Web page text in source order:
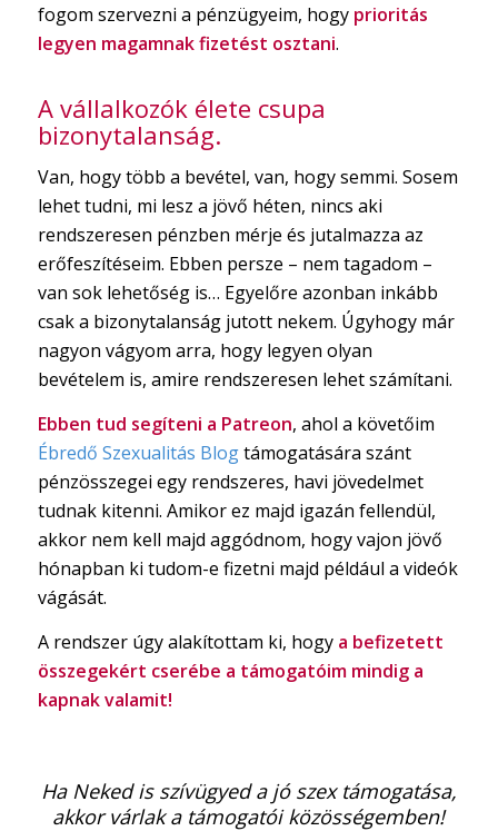
fogom szervezni a pénzügyeim, hogy prioritás
legyen magamnak fizetést osztani.
A vállalkozók élete csupa
bizonytalanság.
Van, hogy több a bevétel, van, hogy semmi. Sosem
lehet tudni, mi lesz a jövő héten, nincs aki
rendszeresen pénzben mérje és jutalmazza az
erőfeszítéseim. Ebben persze – nem tagadom –
van sok lehetőség is… Egyelőre azonban inkább
csak a bizonytalanság jutott nekem. Úgyhogy már
nagyon vágyom arra, hogy legyen olyan
bevételem is, amire rendszeresen lehet számítani.
Ebben tud segíteni a Patreon, ahol a követőim
Ébredő Szexualitás Blogtámogatására szánt
pénzösszegei egy rendszeres, havi jövedelmet
tudnak kitenni. Amikor ez majd igazán fellendül,
akkor nem kell majd aggódnom, hogy vajon jövő
hónapban ki tudom-e fizetni majd például a videók
vágását.
A rendszer úgy alakítottam ki, hogy a befizetett
összegekért cserébe a támogatóim mindig a
kapnak valamit!
Ha Neked is szívügyed a jó szex támogatása,
akkor várlak a támogatói közösségemben!